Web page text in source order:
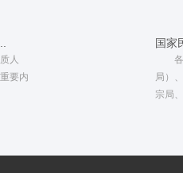
人
要内
国家
局）
宗局